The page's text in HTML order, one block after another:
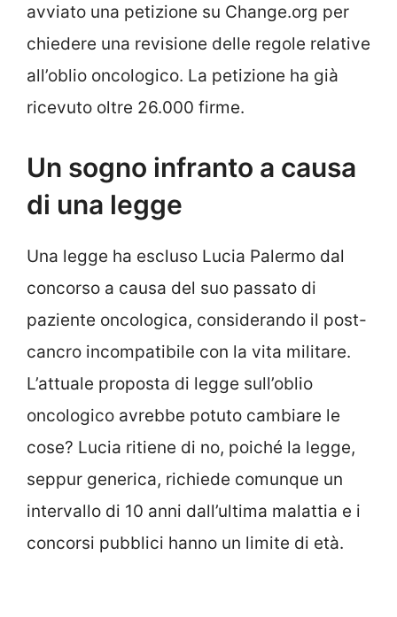
avviato una petizione su Change.org per
chiedere una revisione delle regole relative
all’oblio oncologico. La petizione ha già
ricevuto oltre 26.000 firme.
Un sogno infranto a causa
di una legge
Una legge ha escluso Lucia Palermo dal
concorso a causa del suo passato di
paziente oncologica, considerando il post-
cancro incompatibile con la vita militare.
L’attuale proposta di legge sull’oblio
oncologico avrebbe potuto cambiare le
cose? Lucia ritiene di no, poiché la legge,
seppur generica, richiede comunque un
intervallo di 10 anni dall’ultima malattia e i
concorsi pubblici hanno un limite di età.